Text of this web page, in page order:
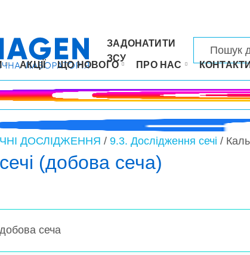
ЗАДОНАТИТИ
ЗСУ
АКЦІЇ ЩО НОВОГО ПРО НАС
ДОСЛІДЖЕННЯ / 9.3. Дослідження сечі /
(добова сеча)
добова сеча